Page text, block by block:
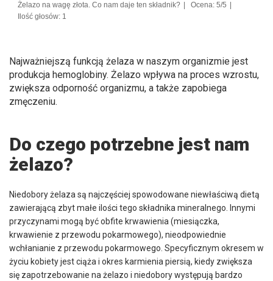
Żelazo na wagę złota. Co nam daje ten składnik?
Ocena: 5/5
Ilość głosów: 1
Najważniejszą funkcją żelaza w naszym organizmie jest
produkcja hemoglobiny. Żelazo wpływa na proces wzrostu,
zwiększa odporność organizmu, a także zapobiega
zmęczeniu.
Do czego potrzebne jest nam
żelazo?
Niedobory żelaza są najczęściej spowodowane niewłaściwą dietą
zawierającą zbyt małe ilości tego składnika mineralnego. Innymi
przyczynami mogą być obfite krwawienia (miesiączka,
krwawienie z przewodu pokarmowego), nieodpowiednie
wchłanianie z przewodu pokarmowego. Specyficznym okresem w
życiu kobiety jest ciąża i okres karmienia piersią, kiedy zwiększa
się zapotrzebowanie na żelazo i niedobory występują bardzo